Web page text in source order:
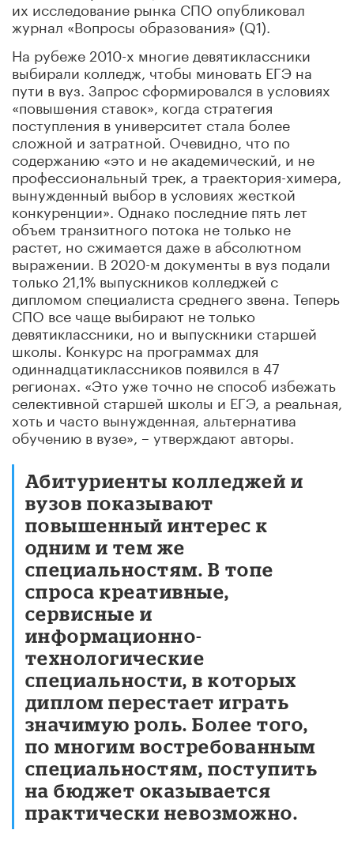
их исследование рынка СПО опубликовал
журнал «Вопросы образования» (Q1).
На рубеже 2010-х многие девятиклассники
выбирали колледж, чтобы миновать ЕГЭ на
пути в вуз. Запрос сформировался в условиях
«повышения ставок», когда стратегия
поступления в университет стала более
сложной и затратной. Очевидно, что по
содержанию «это и не академический, и не
профессиональный трек, а траектория-химера,
вынужденный выбор в условиях жесткой
конкуренции». Однако последние пять лет
объем транзитного потока не только не
растет, но сжимается даже в абсолютном
выражении. В 2020-м документы в вуз подали
только 21,1% выпускников колледжей с
дипломом специалиста среднего звена. Теперь
СПО все чаще выбирают не только
девятиклассники, но и выпускники старшей
школы. Конкурс на программах для
одиннадцатиклассников появился в 47
регионах. «Это уже точно не способ избежать
селективной старшей школы и ЕГЭ, а реальная,
хоть и часто вынужденная, альтернатива
обучению в вузе», – утверждают авторы.
Абитуриенты колледжей и
вузов показывают
повышенный интерес к
одним и тем же
специальностям. В топе
спроса креативные,
сервисные и
информационно-
технологические
специальности, в которых
диплом перестает играть
значимую роль. Более того,
по многим востребованным
специальностям, поступить
на бюджет оказывается
практически невозможно.